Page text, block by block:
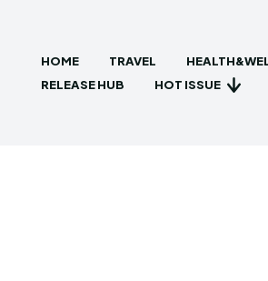
HOME TRAVEL
RELEASE HUB
HOT ISSUE